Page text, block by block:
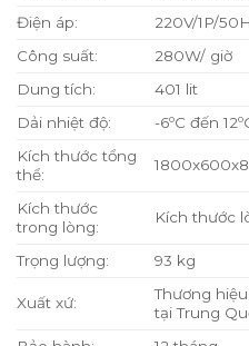
Điện áp:
220V/1P/
Công suất:
280W/ giờ
Dung tích:
401 lit
Dải nhiệt độ:
-6ºC đến
Kích thước tổng
thể:
Kích thước
trong lòng:
Kích thước
Trọng lượng: 93 kg
Xuất xứ:
Thương
tại Trung